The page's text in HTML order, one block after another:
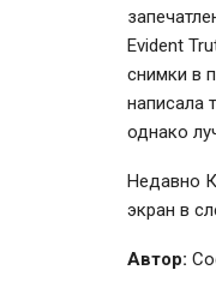
Evident
снимки в
написала
однако
Недавно
экран в
Автор: